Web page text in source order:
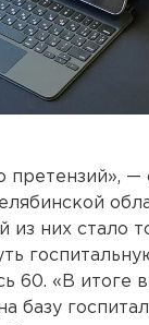
претензий»,
из них стало
60. «В итоге
базу